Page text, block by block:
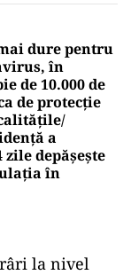
dure pentru
în
de 10.000 de
de protecție
a
depășește
în
la nivel